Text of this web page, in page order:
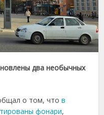
два необычных
о том, чтов
фонари,